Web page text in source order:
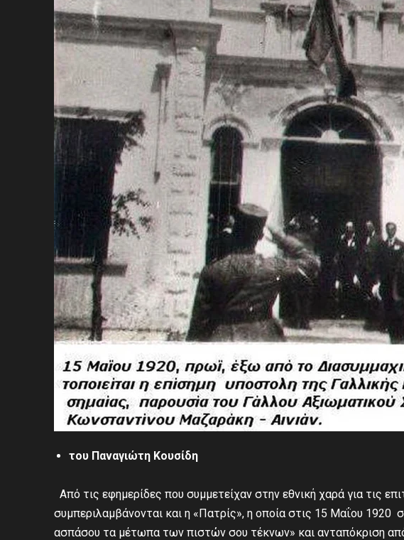
του Παναγιώτη Κουσίδη
Από τις εφημερίδες που συμμετείχαν στην εθνική χαρά για τις
συμπεριλαμβάνονται και η «Πατρίς», η οποία στις 15 Μαΐου
ασπάσου τα μέτωπα των πιστών σου τέκνων» και ανταπόκριση